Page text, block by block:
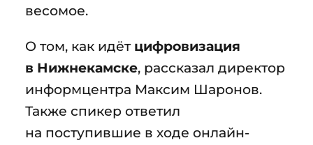
весомое.
О том, как идёт цифровизация
в Нижнекамске, рассказал директор
информцентра Максим Шаронов.
Также спикер ответил
на поступившие в ходе онлайн-